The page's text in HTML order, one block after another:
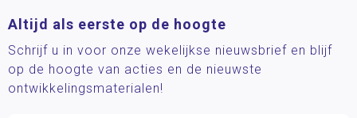
Altijd als eerste op de hoogte
Schrijf u in voor onze wekelijkse nieuwsbrief en blijf
op de hoogte van acties en de nieuwste
ontwikkelingsmaterialen!